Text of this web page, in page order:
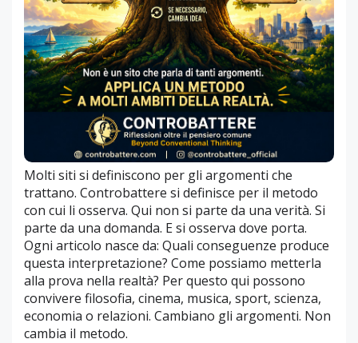
Molti siti si definiscono per gli argomenti che
trattano. Controbattere si definisce per il metodo
con cui li osserva. Qui non si parte da una verità. Si
parte da una domanda. E si osserva dove porta.
Ogni articolo nasce da: Quali conseguenze produce
questa interpretazione? Come possiamo metterla
alla prova nella realtà? Per questo qui possono
convivere filosofia, cinema, musica, sport, scienza,
economia o relazioni. Cambiano gli argomenti. Non
cambia il metodo.